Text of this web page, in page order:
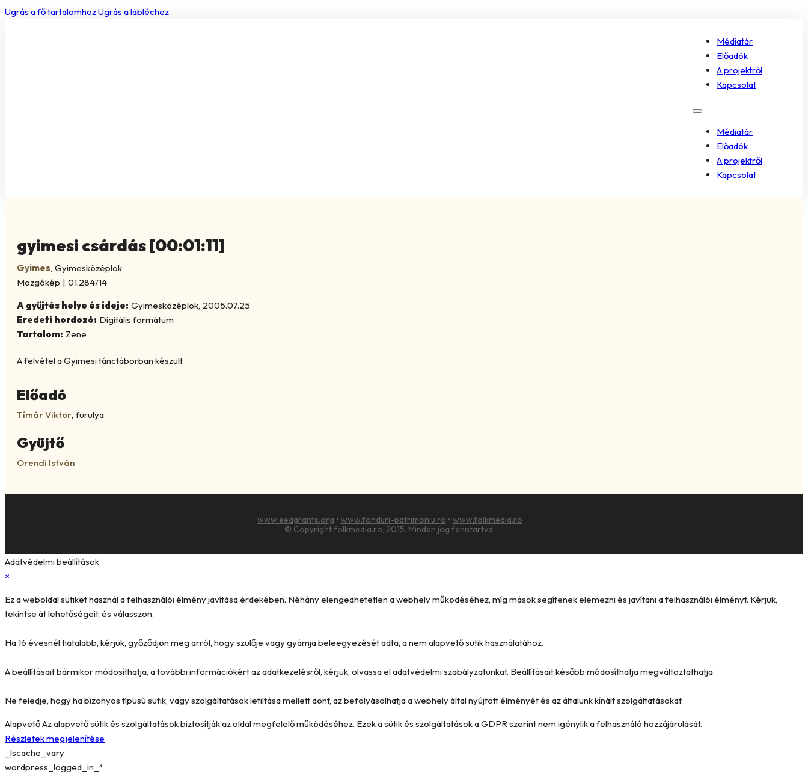
Ugrás a fő tartalomhozUgrás a lábléchez
Médiatár
Előadók
A projektről
Kapcsolat
Médiatár
Előadók
A projektről
Kapcsolat
gyimesi csárdás [00:01:11]
Gyimes, Gyimesközéplok
Mozgókép | 01.284/14
A gyűjtés helye és ideje: Gyimesközéplok, 2005.07.25
Eredeti hordozó: Digitális formátum
Tartalom: Zene
A felvétel a Gyimesi tánctáborban készült.
Előadó
Tímár Viktor, furulya
Gyüjtő
Orendi István
www.eeagrants.org • www.fonduri-patrimoniu.ro • www.folkmedia.ro
© Copyright folkmedia.ro, 2015. Minden jog fenntartva.
Adatvédelmi beállítások
×
Ez a weboldal sütiket használ a felhasználói élmény javítása érdekében. Néhány elengedhetetlen a webhely működéséhez, míg mások segítenek elemezni és javítani a felhasználói élményt. Kérjük,
tekintse át lehetőségeit, és válasszon.
Ha 16 évesnél fiatalabb, kérjük, győződjön meg arról, hogy szülője vagy gyámja beleegyezését adta, a nem alapvető sütik használatához.
A beállításait bármikor módosíthatja, a további információkért az adatkezelésről, kérjük, olvassa el adatvédelmi szabályzatunkat. Beállításait később módosíthatja megváltoztathatja.
Ne feledje, hogy ha bizonyos típusú sütik, vagy szolgáltatások letiltása mellett dönt, az befolyásolhatja a webhely által nyújtott élményét és az általunk kínált szolgáltatásokat.
AlapvetőAz alapvető sütik és szolgáltatások biztosítják az oldal megfelelő működéséhez. Ezek a sütik és szolgáltatások a GDPR szerint nem igénylik a felhasználó hozzájárulását.
Részletek megjelenítése
_lscache_vary
wordpress_logged_in_*